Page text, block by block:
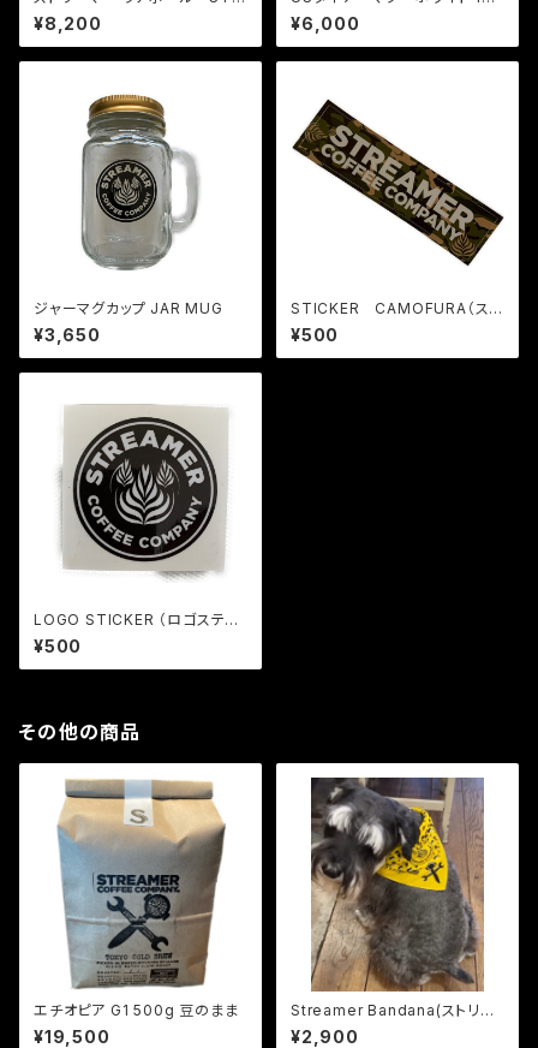
EAMER LATTE BOWL 12oz
¥8,200
z
¥6,000
ジャーマグカップ JAR MUG
¥3,650
STICKER CAMOFURA（ステ
ッカー・迷彩柄）枠抜き 各色¥4
40
¥500
LOGO STICKER （ロゴステッ
カー）丸抜き
¥500
その他の商品
エチオピア G1 500g 豆のまま
¥19,500
Streamer Bandana(ストリー
マーバンダナ）４色展開
¥2,900